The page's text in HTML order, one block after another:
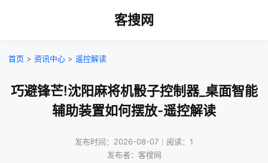
客搜网
首页 > 资讯中心 > 遥控解读
巧避锋芒!沈阳麻将机骰子控制器_桌面智能
辅助装置如何摆放-遥控解读
发布时间：2026-08-07｜阅读：1
发布者：客搜网